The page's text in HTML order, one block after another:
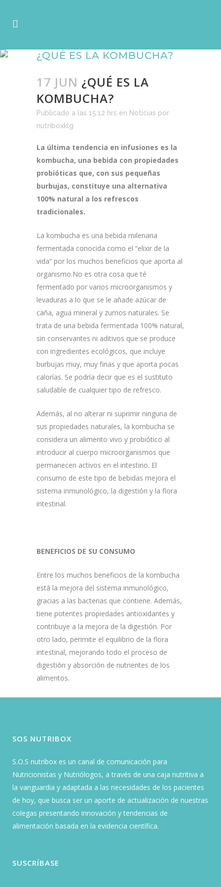
¿QUÉ ES LA KOMBUCHA?
17 JUN ¿QUÉ ES LA
KOMBUCHA?
Publicado a las 15:12 hrs en Noticias por
nutriboxklg
La última tendencia en infusiones es la
kombucha, una bebida con propiedades
probióticas que, con sus pequeñas
burbujas, constituye una alternativa
100% natural a los refrescos
tradicionales.
La kombucha es una bebida milenaria
fermentada conocida como el “elixir de la
vida” por los muchos beneficios que aporta al
organismo.No es otra cosa que té
fermentado por varios microorganismos y
levaduras a lo que se le añade azúcar de
caña, agua mineral y zumos naturales. Se
trata de una bebida fermentada 100% natural,
sin conservantes ni aditivos que se produce
con ingredientes ecológicos, que incluye
burbujas muy, muy finas y que aporta pocas
calorías. Se podría decir que es el sustituto
saludable de cualquier tipo de refresco.
Además, al no alterar ni suprimir ninguna de
sus propiedades naturales, la kombucha se
considera un alimento vivo y probiótico al
introducir al cuerpo microorganismos que
permanecen activos en el intestino. El
consumo de este tipo de bebidas mejora el
sistema inmunológico, la digestión y la flora
intestinal.
BENEFICIOS DE SU CONSUMO
Entre los muchos beneficios de la kombucha
está la mejora del sistema inmunológico,
gracias a las bacterias que contiene. Además,
tiene potentes propiedades antioxidantes y
contribuye a la mejora de la digestión. Por
otro lado, perimite el equilibrio de la flora
intestinal, mejorando todo el proceso de
digestión y absorción de nutrientes de los
alimentos.
SOS NUTRIBOX
S.O.S nutribox es un canal de comunicación para
Nutricionistas y Nutriólogos, a través de una caja nutritiva a
la vanguardia y adaptada a las necesidades de los pacientes
de hoy, que busca ser un aporte de actualización de nuestras
colegas presentando innovación y tendencias de
alimentación basada en la evidencia científica.
SUSCRÍBASE